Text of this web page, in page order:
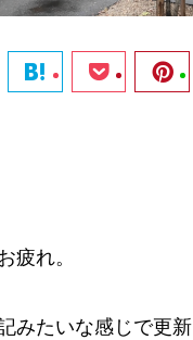
疲れ。
みたいな感じで更新